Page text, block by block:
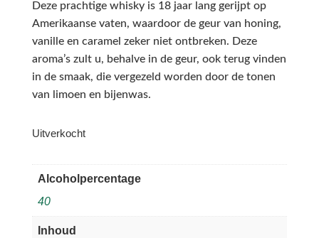
Deze prachtige whisky is 18 jaar lang gerijpt op
Amerikaanse vaten, waardoor de geur van honing,
vanille en caramel zeker niet ontbreken. Deze
aroma’s zult u, behalve in de geur, ook terug vinden
in de smaak, die vergezeld worden door de tonen
van limoen en bijenwas.
Uitverkocht
Alcoholpercentage
40
Inhoud